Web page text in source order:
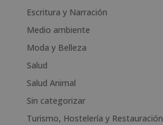
i
v
e
Escritura y Narración
Medio ambiente
Moda y Belleza
Salud
Salud Animal
Sin categorizar
Turismo, Hostelería y Restauración